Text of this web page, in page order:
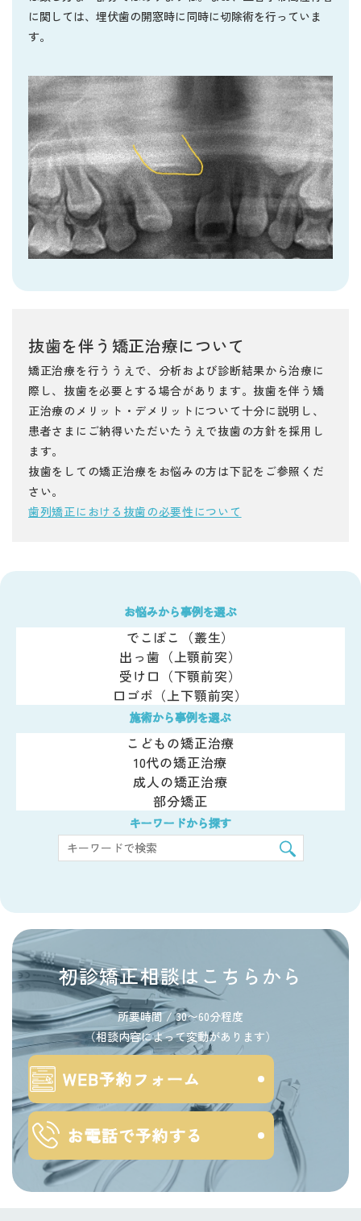
に関しては、埋伏歯の開窓時に同時に切除術を行っていま
す。
抜歯を伴う矯正治療について
矯正治療を行ううえで、分析および診断結果から治療に
際し、抜歯を必要とする場合があります。抜歯を伴う矯
正治療のメリット・デメリットについて十分に説明し、
患者さまにご納得いただいたうえで抜歯の方針を採用し
ます。
抜歯をしての矯正治療をお悩みの方は下記をご参照くだ
さい。
歯列矯正における抜歯の必要性について
お悩みから事例を選ぶ
でこぼこ（叢生）
出っ歯（上顎前突）
受け口（下顎前突）
口ゴボ（上下顎前突）
施術から事例を選ぶ
こどもの矯正治療
10代の矯正治療
成人の矯正治療
部分矯正
キーワードから探す
初診矯正相談はこちらから
所要時間 / 30〜60分程度
（相談内容によって変動があります）
WEB予約フォーム
お電話で予約する